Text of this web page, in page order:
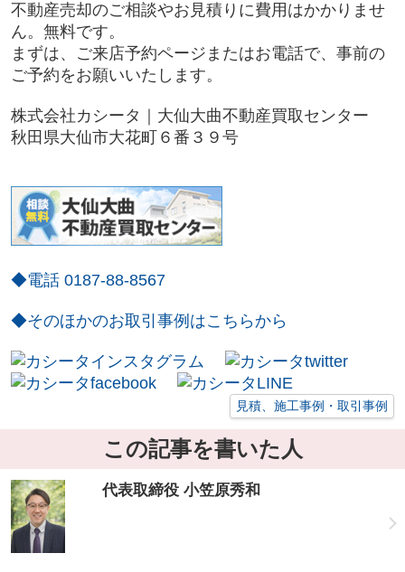
不動産売却のご相談やお見積りに費用はかかりませ
ん。無料です。
まずは、ご来店予約ページまたはお電話で、事前の
ご予約をお願いいたします。
株式会社カシータ｜大仙大曲不動産買取センター
秋田県大仙市大花町６番３９号
◆電話 0187-88-8567
◆そのほかのお取引事例はこちらから
見積、施工事例・取引事例
この記事を書いた人
代表取締役 小笠原秀和